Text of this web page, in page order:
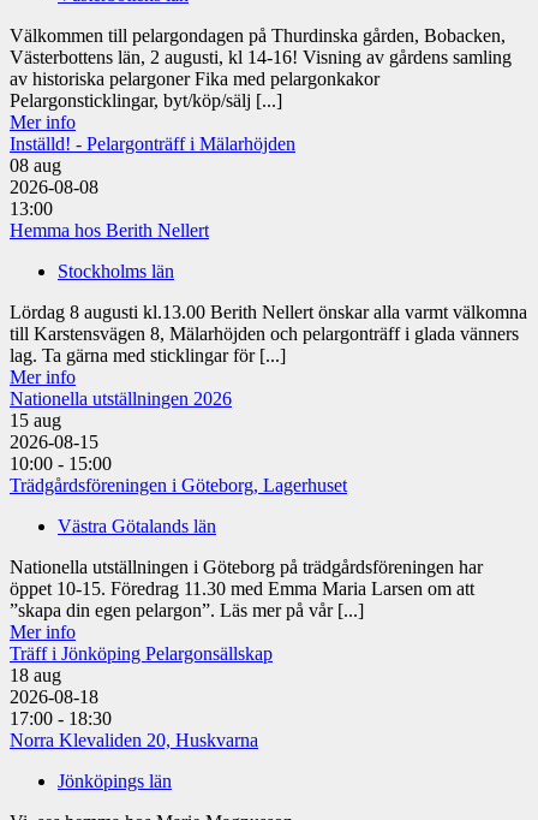
Välkommen till pelargondagen på Thurdinska gården, Bobacken,
Västerbottens län, 2 augusti, kl 14-16! Visning av gårdens samling
av historiska pelargoner Fika med pelargonkakor
Pelargonsticklingar, byt/köp/sälj [...]
Mer info
Inställd! - Pelargonträff i Mälarhöjden
08 aug
2026-08-08
13:00
Hemma hos Berith Nellert
Stockholms län
Lördag 8 augusti kl.13.00 Berith Nellert önskar alla varmt välkomna
till Karstensvägen 8, Mälarhöjden och pelargonträff i glada vänners
lag. Ta gärna med sticklingar för [...]
Mer info
Nationella utställningen 2026
15 aug
2026-08-15
10:00 - 15:00
Trädgårdsföreningen i Göteborg, Lagerhuset
Västra Götalands län
Nationella utställningen i Göteborg på trädgårdsföreningen har
öppet 10-15. Föredrag 11.30 med Emma Maria Larsen om att
”skapa din egen pelargon”. Läs mer på vår [...]
Mer info
Träff i Jönköping Pelargonsällskap
18 aug
2026-08-18
17:00 - 18:30
Norra Klevaliden 20, Huskvarna
Jönköpings län